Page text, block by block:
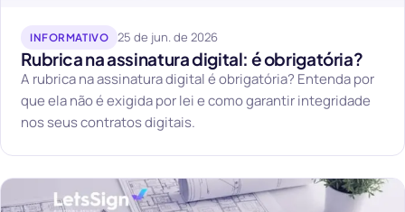
INFORMATIVO 25 de jun. de 2026
Rubrica na assinatura digital: é obrigatória?
A rubrica na assinatura digital é obrigatória? Entenda por
que ela não é exigida por lei e como garantir integridade
nos seus contratos digitais.